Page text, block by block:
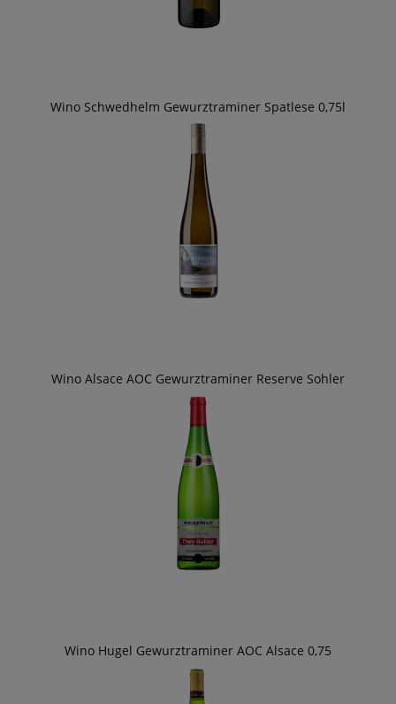
Wino Schwedhelm Gewurztraminer Spatlese 0,75l
Wino Alsace AOC Gewurztraminer Reserve Sohler
Wino Hugel Gewurztraminer AOC Alsace 0,75